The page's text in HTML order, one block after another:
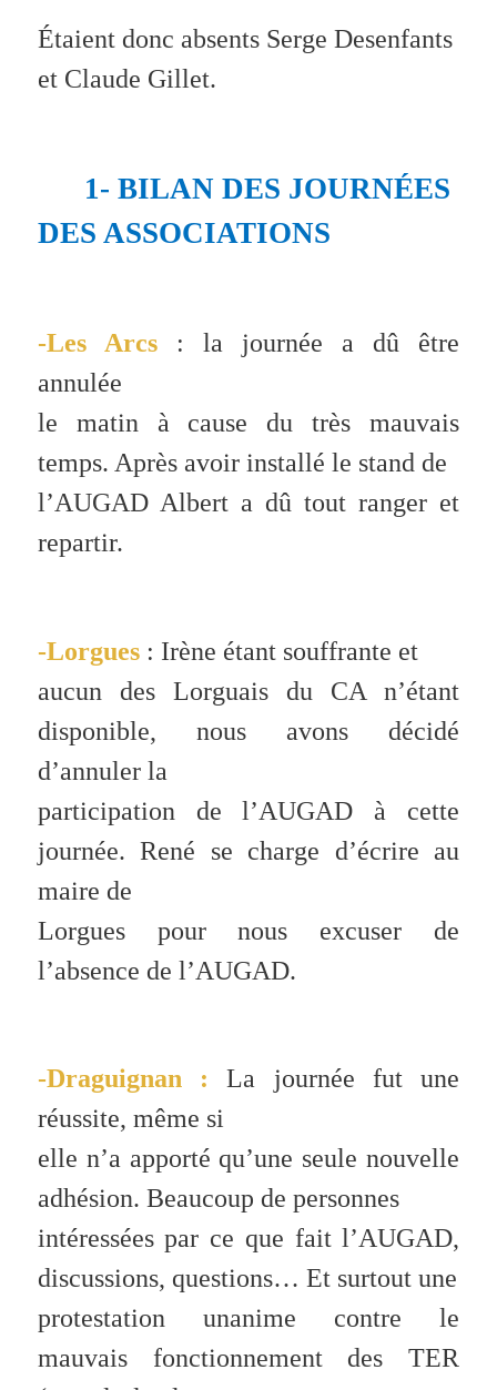
Étaient donc absents Serge Desenfants
et Claude Gillet.
1- BILAN DES JOURNÉES
DES ASSOCIATIONS
-Les Arcs: la journée a dû être
annulée
le matin à cause du très mauvais
temps. Après avoir installé le stand de
l’AUGAD Albert a dû tout ranger et
repartir.
-Lorgues: Irène étant souffrante et
aucun des Lorguais du CA n’étant
disponible, nous avons décidé
d’annuler la
participation de l’AUGAD à cette
journée. René se charge d’écrire au
maire de
Lorgues pour nous excuser de
l’absence de l’AUGAD.
-Draguignan :La journée fut une
réussite, même si
elle n’a apporté qu’une seule nouvelle
adhésion. Beaucoup de personnes
intéressées par ce que fait l’AUGAD,
discussions, questions… Et surtout une
protestation unanime contre le
mauvais fonctionnement des TER